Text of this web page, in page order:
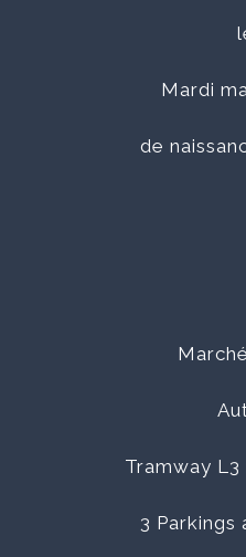
Mardi
de
Tramway L3
3 Parkings